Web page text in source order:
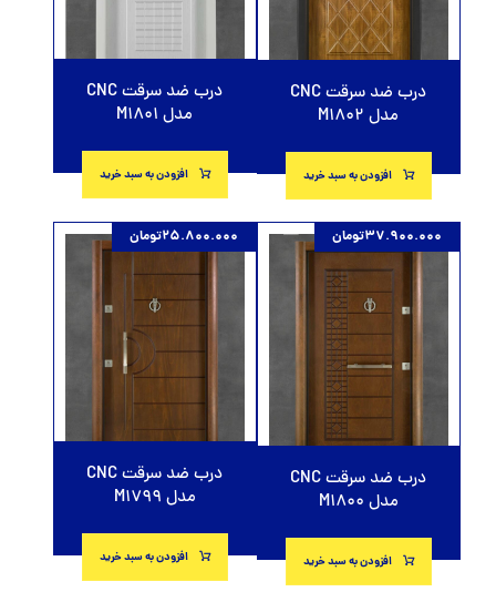
درب ضد سرقت CNC
مدل M1802
افزودن به سبد خرید
درب ضد سرقت CNC
مدل M1801
افزودن به سبد خرید
درب ضد سرقت CNC
مدل M1800
37.900.000تومان
افزودن به سبد خرید
درب ضد سرقت CNC
مدل M1799
25.800.000تومان
افزودن به سبد خرید